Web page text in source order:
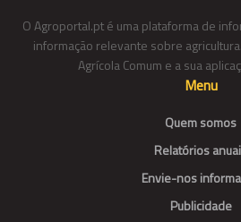
O Agroportal.pt é uma plataforma de
informação relevante sobre
Agrícola Comum e a sua
Menu
Quem somos
Relatórios
Envie-nos
Publicidade